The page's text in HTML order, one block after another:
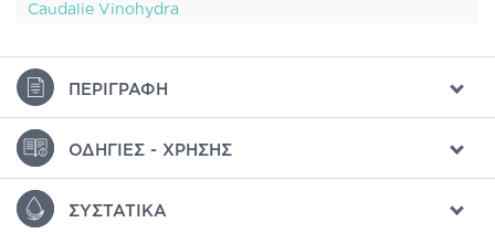
Caudalie Vinohydra
ΠΕΡΙΓΡΑΦΉ
ΟΔΗΓΊΕΣ - ΧΡΉΣΗΣ
ΣΥΣΤΑΤΙΚΆ